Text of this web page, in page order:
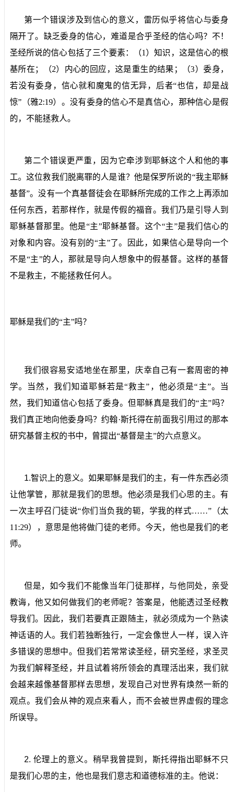
第一个错误涉及到信心的意义，雷历似乎将信心与委身
隔开了。缺乏委身的信心，难道是合乎圣经的信心吗？不！
圣经所说的信心包括了三个要素：（1 ）知识，这是信心的根
基所在；（2）内心的回应，这是重生的结果；（3）委身，
若没有委身，信心就和魔鬼的信无异，后者“也信，却是战
惊”（雅2:19）。没有委身的信心不是真信心，那种信心是假
的，不能拯救人。
第二个错误更严重，因为它牵涉到耶稣这个人和他的事
工。这位救我们脱离罪的人是谁？他是保罗所说的“我主耶稣
基督”。没有一个真基督徒会在耶稣所完成的工作之上再添加
任何东西，若那样作，就是传假的福音。我们乃是引导人到
耶稣基督那里。他是“主”耶稣基督。这个“主”是我们信心的
对象和内容。没有别的“主”了。因此，如果信心是导向一个
不是“主”的人，那就是导向人想象中的假基督。这样的基督
不是救主，不能拯救任何人。
耶稣是我们的“主”吗？
我们很容易安适地坐在那里，庆幸自己有一套周密的神
学。当然，我们知道耶稣若是“救主”，他必须是“主”。当
然，我们知道信心包括了委身。但耶稣真是我们的“主”吗？
我们真正地向他委身吗？约翰·斯托得在前面我引用过的那本
研究基督主权的书中，曾提出“基督是主”的六点意义。
1.智识上的意义。如果耶稣是我们的主，有一件东西必须
让他掌管，那就是我们的思想。他必须是我们心思的主。有
一次主呼召门徒说“你们当负我的轭，学我的样式……”（太
11:29），意思是他将做门徒的老师。今天，他也是我们的老
师。
但是，如今我们不能像当年门徒那样，与他同处，亲受
教诲，他又如何做我们的老师呢？答案是，他能透过圣经教
导我们。因此，我们若要真正跟随主，就必须成为一个熟读
神话语的人。我们若独断独行，一定会像世人一样，误入许
多错误的思想中。但我们若常常读圣经，研究圣经，求圣灵
为我们解释圣经，并且试着将所领会的真理活出来，我们就
会越来越像基督那样去思想，发现自己对世界有焕然一新的
观点。我们会从神的观点来看人，而不会被世界虚假的理念
所误导。
2. 伦理上的意义。 稍早我曾提到，斯托得指出耶稣不只
是我们心思的主，他也是我们意志和道德标准的主。他说：